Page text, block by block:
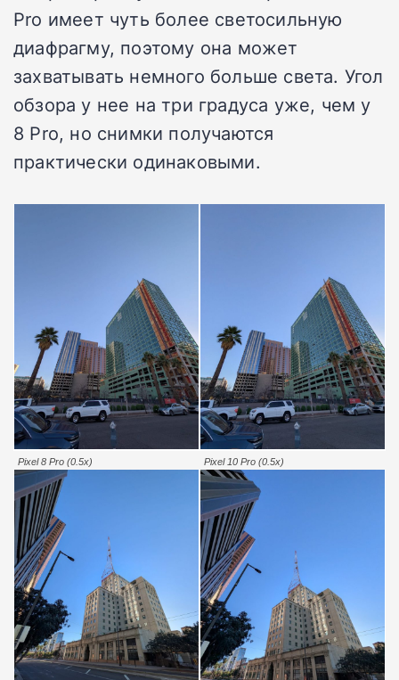
Pro имеет чуть более светосильную
диафрагму, поэтому она может
захватывать немного больше света. Угол
обзора у нее на три градуса уже, чем у
8 Pro, но снимки получаются
практически одинаковыми.
Pixel 8 Pro (0.5x) Pixel 10 Pro (0.5x)